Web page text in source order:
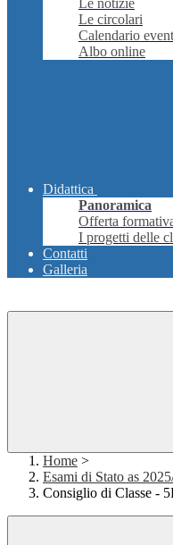
Le notizie
Le circolari
Calendario
Albo online
Didattica
Panoramica
Offerta
I progetti delle
Contatti
Galleria
Home >
Esami di Stato as
Consiglio di Classe -